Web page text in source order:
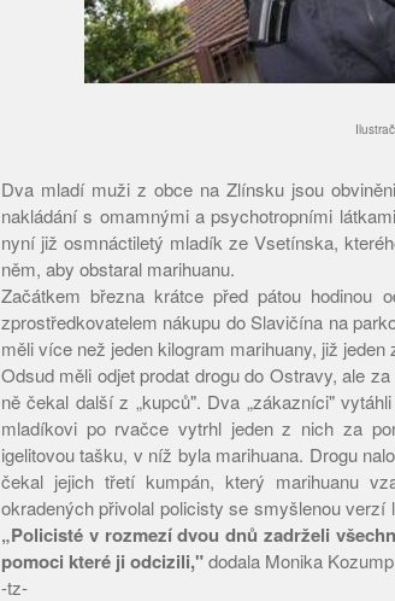
Dva mladí muži z obce na Zlínsku jsou
nakládání s omamnými a psychotropními
nyní již osmnáctiletý mladík ze Vsetínska,
něm, aby obstaral marihuanu.
Začátkem března krátce před pátou hodinou
zprostředkovatelem nákupu do Slavičína na
měli více než jeden kilogram marihuany, již jeden
Odsud měli odjet prodat drogu do Ostravy, ale
ně čekal další z „kupců". Dva „zákazníci"
mladíkovi po rvačce vytrhl jeden z nich za
igelitovou tašku, v níž byla marihuana. Drogu
čekal jejich třetí kumpán, který marihuanu
okradených přivolal policisty se smyšlenou
„Policisté v rozmezí dvou dnů zadrželi
pomoci které ji odcizili,"dodala Monika
-tz-